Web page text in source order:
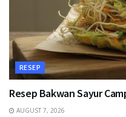
RESEP
Resep Bakwan Sayur
AUGUST 7, 2026